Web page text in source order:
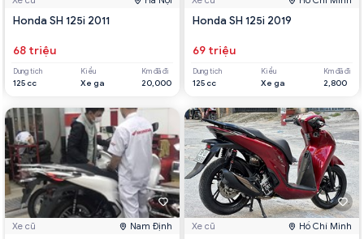
Honda SH 125i 2011
68 triệu
Dung tích
125 cc
Kiểu
Xe ga
Km đã đi
20,000
Xe cũ Nam Định
Honda SH 125i 2019
69 triệu
Dung tích
125 cc
Kiểu
Xe ga
Km đã đi
2,800
Xe cũ Hồ Chí Minh